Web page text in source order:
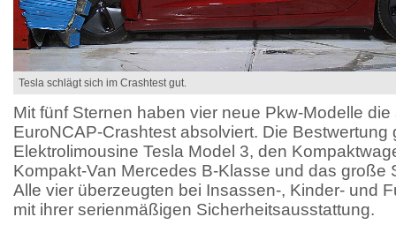
Tesla schlägt sich im Crashtest gut.
Mit fünf Sternen haben vier neue Pkw-Modelle
EuroNCAP-Crashtest absolviert. Die Bestwertung
Elektrolimousine Tesla Model 3, den
Kompakt-Van Mercedes B-Klasse und das große
Alle vier überzeugten bei Insassen-, Kinder- und
mit ihrer serienmäßigen Sicherheitsausstattung.